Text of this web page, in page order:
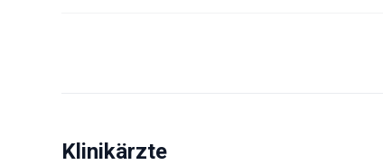
Klinikärzte